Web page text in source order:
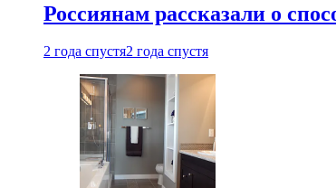
Россиянам рассказали о
2 года спустя2 года спустя